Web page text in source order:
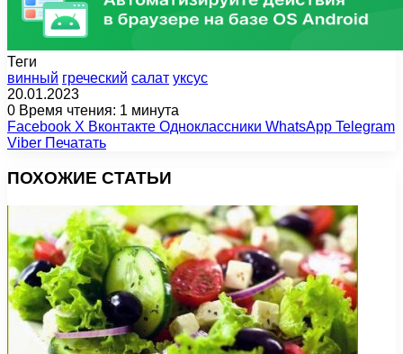
Теги
винный греческий салат уксус
20.01.2023
0 Время чтения: 1 минута
Facebook X Вконтакте Одноклассники WhatsApp Telegram
Viber Печатать
ПОХОЖИЕ СТАТЬИ